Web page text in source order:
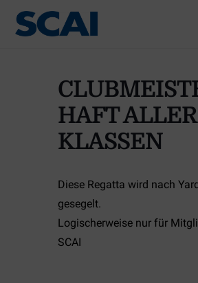
HAFT ALLER
KLASSEN
Diese Regatta wird nach
gesegelt.
Logischerweise nur für
SCAI